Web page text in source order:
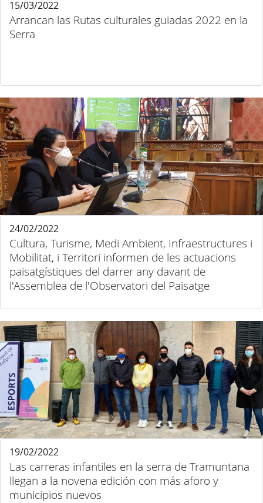
Arrancan las Rutas culturales guiadas 2022 en la
Serra
15/03/2022
Cultura, Turisme, Medi Ambient, Infraestructures i
Mobilitat, i Territori informen de les actuacions
paisatgístiques del darrer any davant de
l'Assemblea de l'Observatori del Paisatge
24/02/2022
Las carreras infantiles en la serra de Tramuntana
llegan a la novena edición con más aforo y
municipios nuevos
19/02/2022